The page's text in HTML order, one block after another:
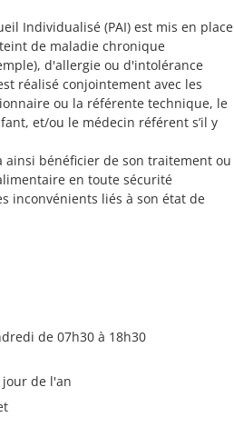
Individualisé (PAI) est mis en place
de maladie chronique
d'allergie ou d'intolérance
réalisé conjointement avec les
ou la référente technique, le
et/ou le médecin référent s’il y
ainsi bénéficier de son traitement ou
en toute sécurité
inconvénients liés à son état de
de 07h30 à 18h30
de l'an